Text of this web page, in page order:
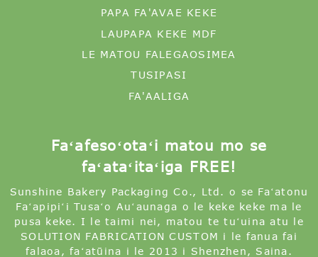
PAPA FA'AVAE KEKE
LAUPAPA KEKE MDF
LE MATOU FALEGAOSIMEA
TUSIPASI
FA'AALIGA
Faʻafesoʻotaʻi matou mo se
faʻataʻitaʻiga FREE!
Sunshine Bakery Packaging Co., Ltd. o se Faʻatonu
Faʻapipiʻi Tusaʻo Auʻaunaga o le keke keke ma le
pusa keke. I le taimi nei, matou te tuʻuina atu le
SOLUTION FABRICATION CUSTOM i le fanua fai
falaoa, faʻatūina i le 2013 i Shenzhen, Saina.